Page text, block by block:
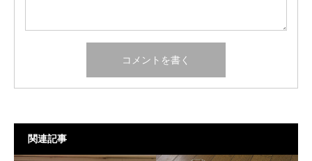
関連記事